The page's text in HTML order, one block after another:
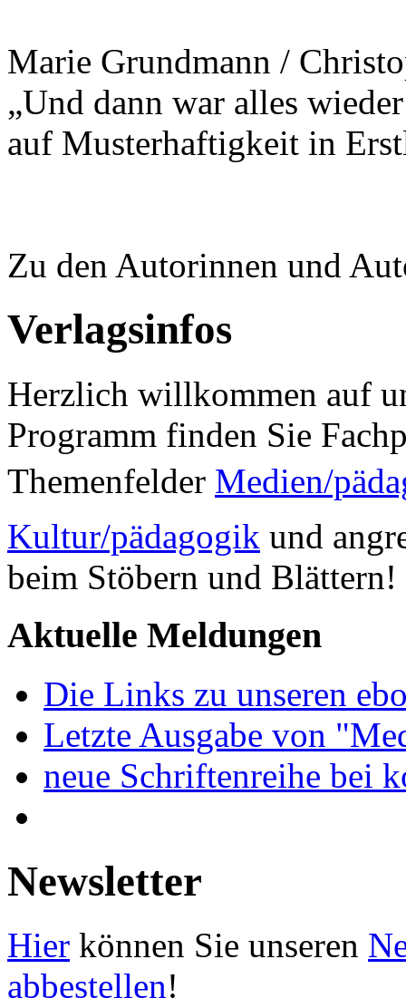
Marie Grundmann /
„Und dann war alles
auf Musterhaftigkeit in
Zu den Autorinnen und
Verlagsinfos
Herzlich willkommen auf
Programm finden Sie
Themenfelder Medien/
Kultur/pädagogik und
beim Stöbern und Blättern!
Aktuelle Meldungen
Die Links zu unseren
Letzte Ausgabe von
neue Schriftenreihe bei
Newsletter
Hier können Sie unseren
abbestellen!